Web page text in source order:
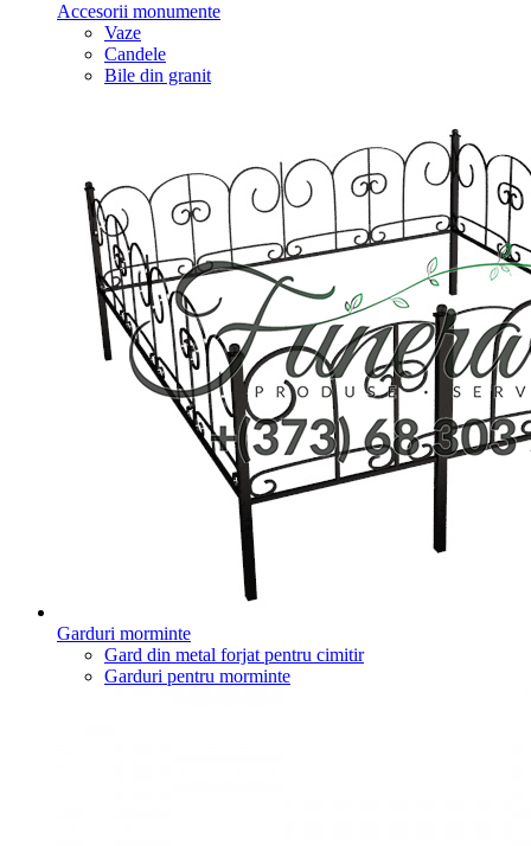
Accesorii monumente
Vaze
Candele
Bile din granit
Garduri morminte
Gard din metal forjat pentru cimitir
Garduri pentru morminte